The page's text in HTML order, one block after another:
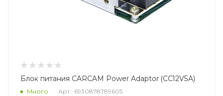
Блок питания CARCAM Power Adaptor (CC12V5A)
Много Арт.: 6930878789605